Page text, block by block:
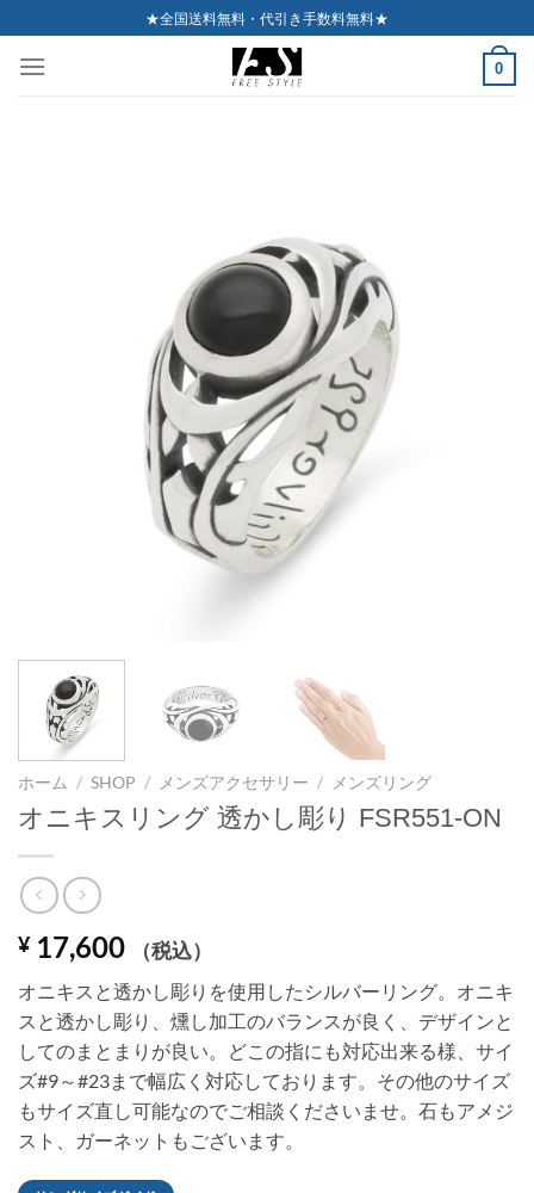
to
content
★全国送料無料・代引き手数料無料★
0
ホーム / SHOP / メンズアクセサリー / メンズリング
オニキスリング 透かし彫り FSR551-ON
¥ 17,600 （税込）
オニキスと透かし彫りを使用したシルバーリング。オニキ
スと透かし彫り、燻し加工のバランスが良く、デザインと
してのまとまりが良い。どこの指にも対応出来る様、サイ
ズ#9～#23まで幅広く対応しております。その他のサイズ
もサイズ直し可能なのでご相談くださいませ。石もアメジ
スト、ガーネットもございます。